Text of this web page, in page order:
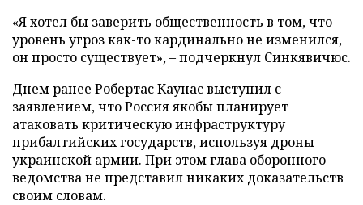
«Я хотел бы заверить общественность в том, что
уровень угроз как-то кардинально не изменился,
он просто существует», – подчеркнул Синкявичюс.
Днем ранее Робертас Каунас выступил с
заявлением, что Россия якобы планирует
атаковать критическую инфраструктуру
прибалтийских государств, используя дроны
украинской армии. При этом глава оборонного
ведомства не представил никаких доказательств
своим словам.